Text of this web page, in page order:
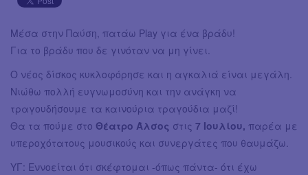
Μέσα στην Παύση, πατάω Play για ένα βράδυ!
Για το βράδυ που δε γινόταν να μη γίνει.
Ο νέος δίσκος κυκλοφόρησε και η αγκαλιά είναι μεγάλη.
Νιώθω πολλή ευγνωμοσύνη και την ανάγκη να
τραγουδήσουμε τα καινούρια τραγούδια μαζί!
Θα τα πούμε στο Θέατρο Άλσος στις 7 Ιουλίου, παρέα με
υπεροχότατους μουσικούς και συνεργάτες που θαυμάζω.
ΥΓ: Εννοείται ότι σκέφτομαι -όπως πάντα- ότι έχω